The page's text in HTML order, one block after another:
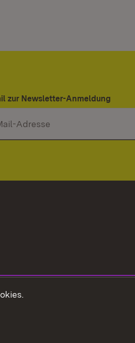
zur Newsletter-Anmeldung